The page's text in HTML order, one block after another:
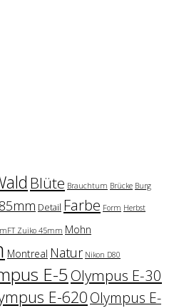
Blüte Brauchtum Brücke Burg
Detail Farbe Form Herbst
mFT Zuiko 45mm Mohn
Montreal Natur Nikon D80
E-5 Olympus E-30
E-620Olympus E-